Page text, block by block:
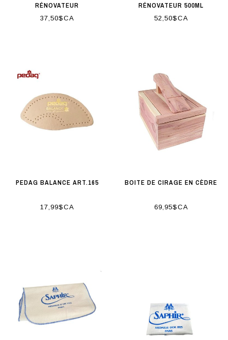
RÉNOVATEUR
37,50$CA
RÉNOVATEUR 500ML
52,50$CA
PEDAG BALANCE ART.165
17,99$CA
BOITE DE CIRAGE EN CÈDRE
69,95$CA